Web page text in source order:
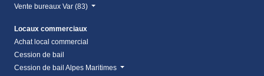
Vente bureaux Var (83)
Locaux commerciaux
Achat local commercial
Cession de bail
Cession de bail Alpes Maritimes